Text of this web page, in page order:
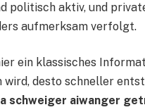
politisch aktiv, und
aufmerksam verfolgt.
ein klassisches
desto schneller
schweiger aiwanger